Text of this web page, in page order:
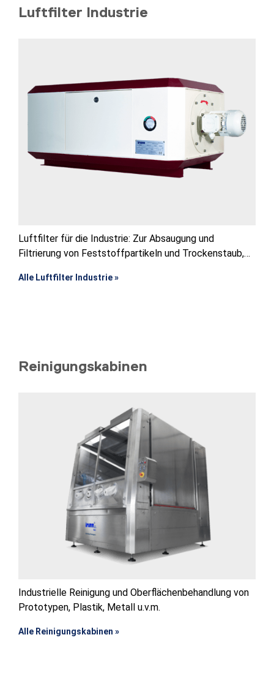
Luftfilter Industrie
Luftfilter für die Industrie: Zur Absaugung und
Filtrierung von Feststoffpartikeln und Trockenstaub,
Alle Luftfilter Industrie »
Reinigungskabinen
Industrielle Reinigung und Oberflächenbehandlung von
Prototypen, Plastik, Metall u.v.m.
Alle Reinigungskabinen »